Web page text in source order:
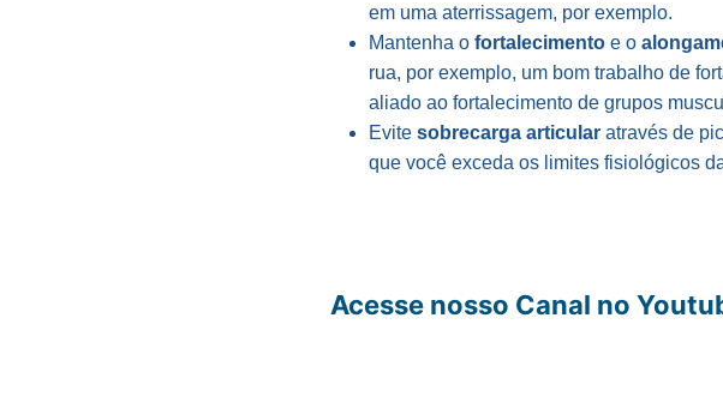
em uma aterrissagem, por exemplo.
Mantenha o fortalecimento e o
rua, por exemplo, um bom trabalho de
aliado ao fortalecimento de grupos
Evite sobrecarga articular através de
que você exceda os limites fisiológicos
Acesse nosso Canal no